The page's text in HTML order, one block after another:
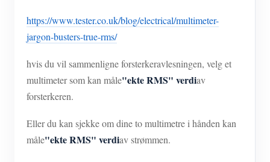
https://www.tester.co.uk/blog/electrical/multimeter-
jargon-busters-true-rms/
hvis du vil sammenligne forsterkeravlesningen, velg et
multimeter som kan måle"ekte RMS" verdiav
forsterkeren.
Eller du kan sjekke om dine to multimetre i hånden kan
måle"ekte RMS" verdiav strømmen.